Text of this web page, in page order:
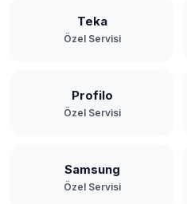
Teka
Özel Servisi
Profilo
Özel Servisi
Samsung
Özel Servisi